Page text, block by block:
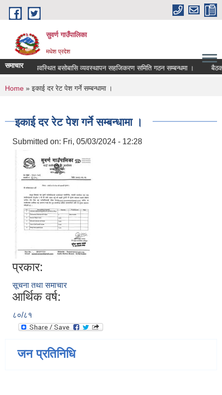
Skip to main content
सुवर्ण गाउँपालिका
मधेश प्रदेश
समाचारर अव्यवस्थित बसोबासि व्यवस्थापन सहजिकरण समिति गठन सम्बन्धमा । बैठक
You are here
Home » इकाई दर रेट पेश गर्ने सम्बन्धामा ।
इकाई दर रेट पेश गर्ने सम्बन्धामा ।
Submitted on: Fri, 05/03/2024 - 12:28
प्रकार:
सूचना तथा समाचार
आर्थिक वर्ष:
८०/८१
जन प्रतिनिधि